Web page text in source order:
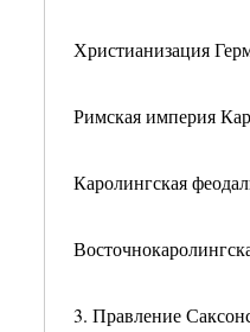
Христианизация
Римская империя
Каролингская
3. Правление